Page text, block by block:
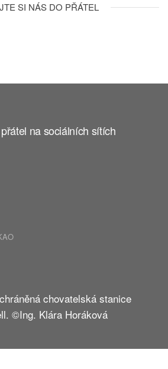
SI NÁS DO PŘÁTEL
na sociálních sítích
chovatelská stanice
©Ing. Klára Horáková